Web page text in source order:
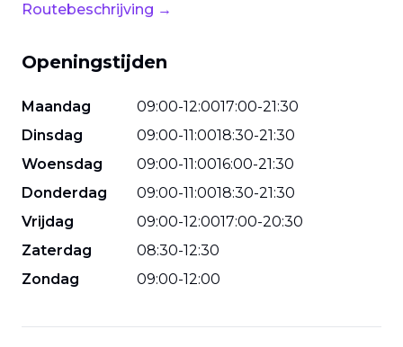
Routebeschrijving →
Openingstijden
Maandag 09:00-12:0017:00-21:30
Dinsdag
09:00-11:0018:30-21:30
Woensdag
09:00-11:0016:00-21:30
Donderdag
09:00-11:0018:30-21:30
Vrijdag
09:00-12:0017:00-20:30
Zaterdag
08:30-12:30
Zondag
09:00-12:00